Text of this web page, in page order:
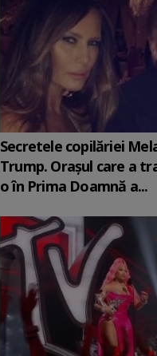
Secretele copilăriei
Trump. Orașul care a
o în Prima Doamnă a...